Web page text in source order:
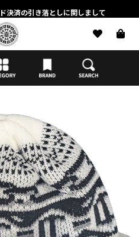
決済の引き落としに関しまして
い】抽選応募に関する注意事項
の会員に関しまして